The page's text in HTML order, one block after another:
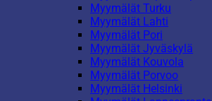
Myymälät Turku
Myymälät Lahti
Myymälät Pori
Myymälät Jyväskylä
Myymälät Kouvola
Myymälät Porvoo
Myymälät Helsinki